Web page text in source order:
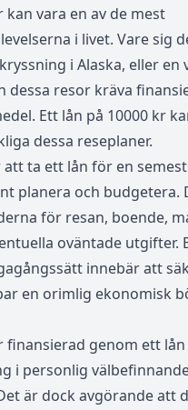
vara en av de mest
i livet. Vare sig
i Alaska, eller en
dessa resor kräva
Ett lån på 10000 kr
dessa reseplaner.
att ta ett lån för en
planera och budgetera.
för resan, boende,
oväntade utgifter.
innebär att
en orimlig ekonomisk
finansierad genom ett lån
i personlig
är dock avgörande att